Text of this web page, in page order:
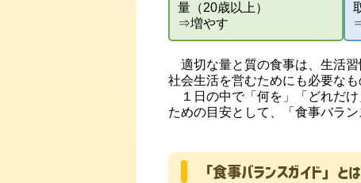
量（20歳以上）
⇒増やす
適切な量と質の食事は、生活習
社会生活を営むためにも必要な
１日の中で「何を」「どれだけ
ための目安として、「食事バラ
「食事バランスガイド」と